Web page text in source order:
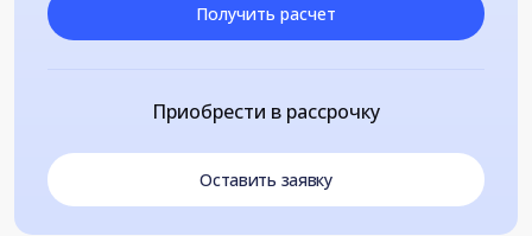
Получить расчет
Приобрести в рассрочку
Оставить заявку